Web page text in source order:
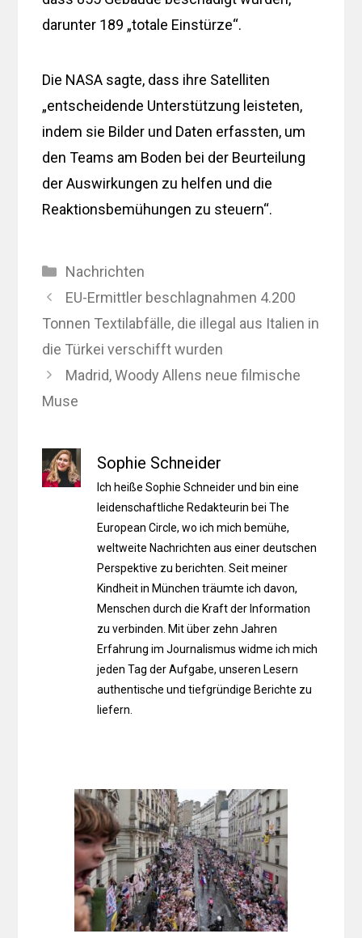
darunter 189 „totale Einstürze“.
Die NASA sagte, dass ihre Satelliten
„entscheidende Unterstützung leisteten,
indem sie Bilder und Daten erfassten, um
den Teams am Boden bei der Beurteilung
der Auswirkungen zu helfen und die
Reaktionsbemühungen zu steuern“.
Kategorien
Nachrichten
EU-Ermittler beschlagnahmen 4.200
Tonnen Textilabfälle, die illegal aus Italien in
die Türkei verschifft wurden
Madrid, Woody Allens neue filmische
Muse
Sophie Schneider
Ich heiße Sophie Schneider und bin eine
leidenschaftliche Redakteurin bei The
European Circle, wo ich mich bemühe,
weltweite Nachrichten aus einer deutschen
Perspektive zu berichten. Seit meiner
Kindheit in München träumte ich davon,
Menschen durch die Kraft der Information
zu verbinden. Mit über zehn Jahren
Erfahrung im Journalismus widme ich mich
jeden Tag der Aufgabe, unseren Lesern
authentische und tiefgründige Berichte zu
liefern.